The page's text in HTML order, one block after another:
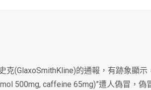
克(GlaxoSmithKline)的通報，有跡象顯示
500mg, caffeine 65mg)”遭人偽冒，偽